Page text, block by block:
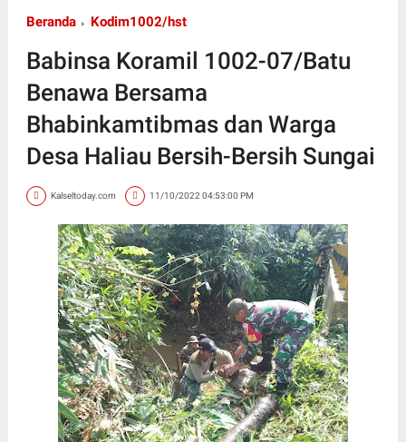
Beranda Kodim1002/hst
Babinsa Koramil 1002-07/Batu
Benawa Bersama
Bhabinkamtibmas dan Warga
Desa Haliau Bersih-Bersih Sungai
Kalseltoday.com 11/10/2022 04:53:00 PM